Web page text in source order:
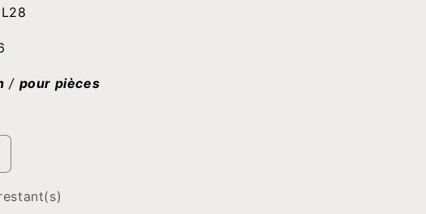
/ pour pièces